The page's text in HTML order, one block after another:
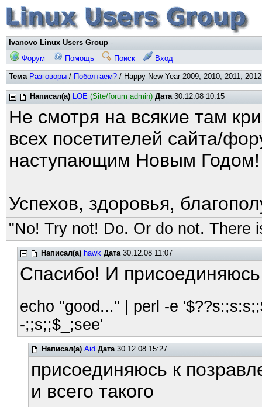
Ivanovo Linux Users Group -
Форум
Помощь Поиск Вход
Тема Разговоры / Поболтаем? / Happy New Year 2009, 2010, 2011,
Написал(а) LOE (Site/forum admin) Дата30.12.08 10:15
Не смотря на всякие там
всех посетителей сайта/
наступающим Новым Годом!
Успехов, здоровья,
"No! Try not! Do. Or do not. There
Написал(а) hawk Дата30.12.08 11:07
Спасибо! И
echo "good..." | perl -e
-;;s;;$_;see'
Написал(а) Aid Дата30.12.08 15:27
присоединяюсь к
и всего такого